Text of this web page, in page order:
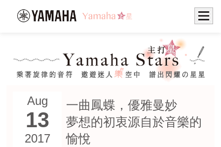
Aug
13
2017
一曲鳳蝶，優雅曼妙
夢想的初衷源自於音樂的
愉悅